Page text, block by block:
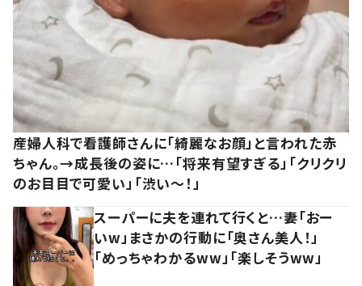
産婦人科で看護師さんに「綺麗なお顔」と言われた赤
ちゃん。→成長後の姿に…「将来有望すぎる」「クリクリ
のお目目で可愛い」「渋い～！」
スーパーに夫を連れて行くと…妻「おー
いw」まさかの行動に「奥さん美人！」
「めっちゃわかるww」「楽しそうww」